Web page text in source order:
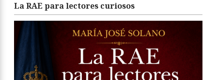
La RAE para lectores curiosos